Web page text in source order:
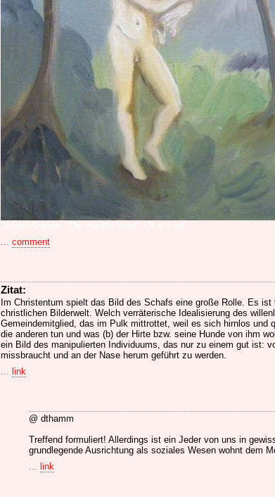
... comment
Zitat:
Im Christentum spielt das Bild des Schafs eine große Rolle. Es
christlichen Bilderwelt. Welch verräterische Idealisierung des
Gemeindemitglied, das im Pulk mittrottet, weil es sich hirnlos und
die anderen tun und was (b) der Hirte bzw. seine Hunde von ihm
ein Bild des manipulierten Individuums, das nur zu einem gut ist:
missbraucht und an der Nase herum geführt zu werden.
... link
@ dthamm
Treffend formuliert! Allerdings ist ein Jeder von uns in
grundlegende Ausrichtung als soziales Wesen wohnt dem
... link